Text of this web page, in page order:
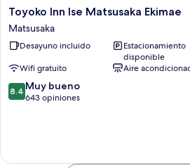
Toyoko
Inn
Ise
Matsusaka
Matsusaka
Toyoko Inn Ise Matsusaka Ekimae
Matsusaka
Desayuno incluido
Estacionamiento
disponible
Wifi gratuito
Aire
8.4
de
opiniones
8.4 Muy bueno
643 opiniones